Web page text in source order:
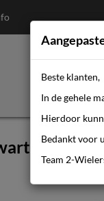
Beste klanten,
In de gehele
Hierdoor
Bedankt voor
Team 2-